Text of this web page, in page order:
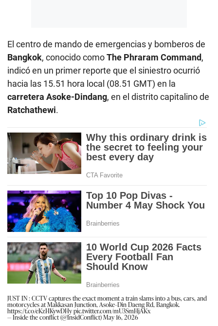
El centro de mando de emergencias y bomberos de
Bangkok, conocido comoThe Phraram Command,
indicó en un primer reporte que el siniestro ocurrió
hacia las 15.51 hora local (08.51 GMT) en la
carretera Asoke-Dindang, en el distrito capitalino de
Ratchathewi.
JUST IN : CCTV captures the exact moment a train slams into a bus, cars, and
motorcycles at Makkasan Junction, Asoke–Din Daeng Rd, Bangkok.
https://t.co/eKzHKywDHypic.twitter.com/mU3SmHjAKx
— Inside the conflict (@InsidConflict)May 16, 2026